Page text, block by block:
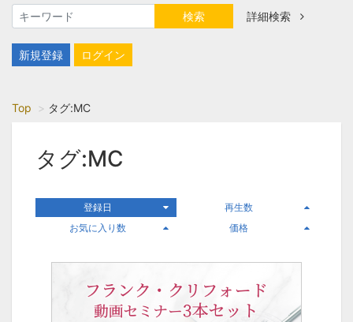
検索 詳細検索
新規登録 ログイン
Top タグ:MC
タグ:MC
登録日
再生数
お気に入り数
価格